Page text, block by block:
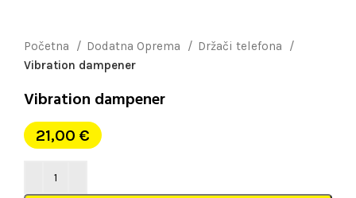
Početna Dodatna Oprema
Držači telefona
Vibration dampener
Vibration dampener
21,00 €